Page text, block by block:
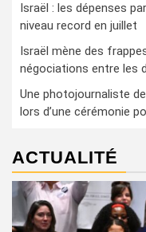
Israël : les dépenses
niveau record en juillet
Israël mène des
négociations entre les
Une photojournaliste
lors d’une cérémonie
ACTUALITÉ